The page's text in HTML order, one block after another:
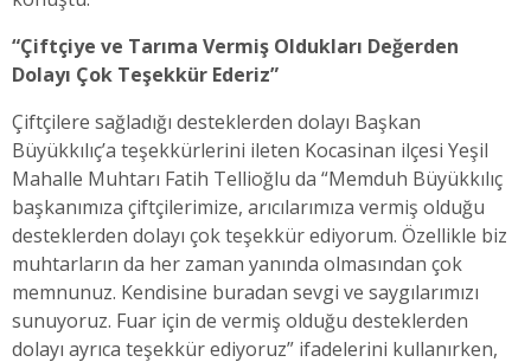
“Çiftçiye ve Tarıma Vermiş Oldukları Değerden
Dolayı Çok Teşekkür Ederiz”
Çiftçilere sağladığı desteklerden dolayı Başkan
Büyükkılıç’a teşekkürlerini ileten Kocasinan ilçesi Yeşil
Mahalle Muhtarı Fatih Tellioğlu da “Memduh Büyükkılıç
başkanımıza çiftçilerimize, arıcılarımıza vermiş olduğu
desteklerden dolayı çok teşekkür ediyorum. Özellikle biz
muhtarların da her zaman yanında olmasından çok
memnunuz. Kendisine buradan sevgi ve saygılarımızı
sunuyoruz. Fuar için de vermiş olduğu desteklerden
dolayı ayrıca teşekkür ediyoruz” ifadelerini kullanırken,